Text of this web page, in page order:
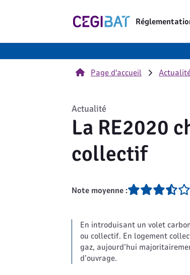
Cegibat, accueil
Page d'accueil
La RE2020
collectif
Actualité
Note moyenne :
En introduisant un volet
ou collectif. En logement
gaz, aujourd’hui
d’ouvrage.